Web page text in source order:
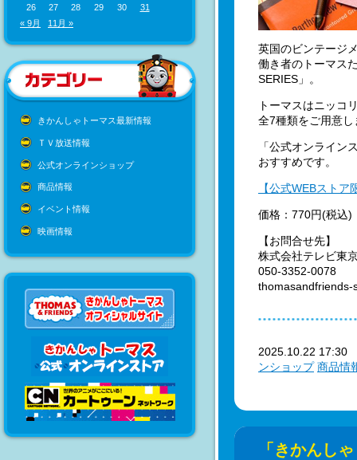
26 27 28 29 30
31
« 9月
11月 »
きかんしゃトーマス最新情報
ＴＶ放送情報
公式オンラインショップ
商品情報
イベント情報
映画情報
英国のビンテージ
働き者のトーマス
SERIES」 。
トーマスはニッコ
全7種類をご用意
「公式オンライン
おすすめです。
【公式WEBスト
価格：770円(税込)
【お問合せ先】
株式会社テレビ東
050-3352-0078
thomasandfriends-
2025.10.22
ンショップ 商品情
「きかんし